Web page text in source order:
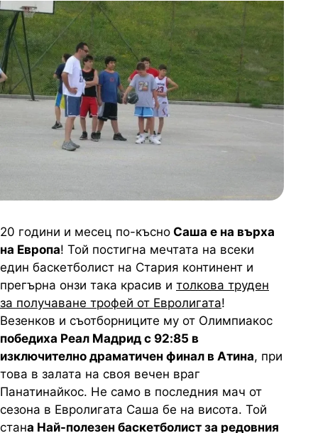
20 години и месец по-късно Саша е на върха
на Европа! Той постигна мечтата на всеки
един баскетболист на Стария континент и
прегърна онзи така красив и толкова труден
за получаване трофей от Евролигата!
Везенков и съотборниците му от Олимпиакос
победиха Реал Мадрид с 92:85 в
изключително драматичен финал в Атина, при
това в залата на своя вечен враг
Панатинайкос. Не само в последния мач от
сезона в Евролигата Саша бе на висота. Той
стана Най-полезен баскетболист за редовния